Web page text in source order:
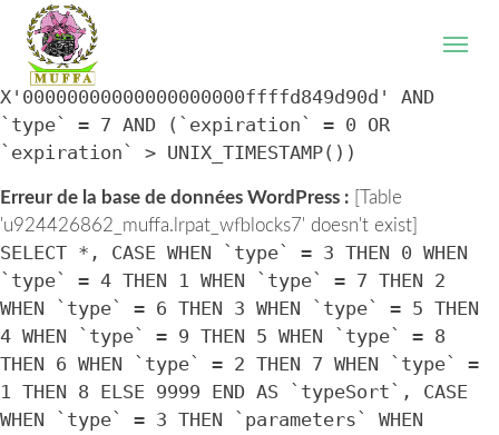
WordPress database error:
'u924426862_muffa.lrpat_wfblocks7' doesn't exist]
SELECT * FROM `lrpat_wfblocks7` WHERE `IP` =
X'00000000000000000000ffffd849d90d' AND
`type` = 7 AND (`expiration` = 0 OR
`expiration` > UNIX_TIMESTAMP())
Erreur de la base de données WordPress : [Table
'u924426862_muffa.lrpat_wfblocks7' doesn't exist]
SELECT *, CASE WHEN `type` = 3 THEN 0 WHEN
`type` = 4 THEN 1 WHEN `type` = 7 THEN 2
WHEN `type` = 6 THEN 3 WHEN `type` = 5 THEN
4 WHEN `type` = 9 THEN 5 WHEN `type` = 8
THEN 6 WHEN `type` = 2 THEN 7 WHEN `type` =
1 THEN 8 ELSE 9999 END AS `typeSort`, CASE
WHEN `type` = 3 THEN `parameters` WHEN